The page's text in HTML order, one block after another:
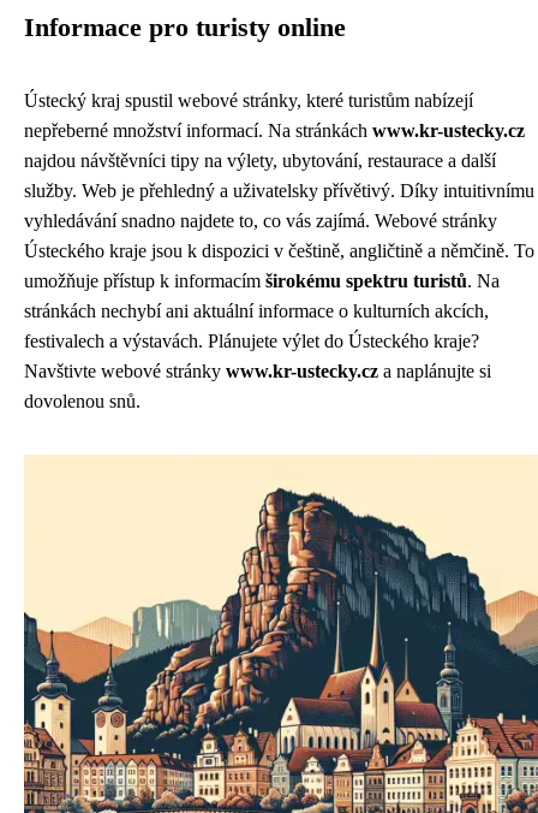
Informace pro turisty online
Ústecký kraj spustil webové stránky, které turistům nabízejí
nepřeberné množství informací. Na stránkách www.kr-ustecky.cz
najdou návštěvníci tipy na výlety, ubytování, restaurace a další
služby. Web je přehledný a uživatelsky přívětivý. Díky intuitivnímu
vyhledávání snadno najdete to, co vás zajímá. Webové stránky
Ústeckého kraje jsou k dispozici v češtině, angličtině a němčině. To
umožňuje přístup k informacím širokému spektru turistů. Na
stránkách nechybí ani aktuální informace o kulturních akcích,
festivalech a výstavách. Plánujete výlet do Ústeckého kraje?
Navštivte webové stránky www.kr-ustecky.cz a naplánujte si
dovolenou snů.